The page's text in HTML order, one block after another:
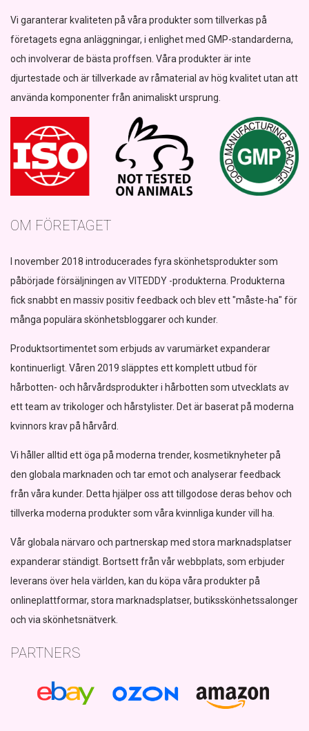
Vi garanterar kvaliteten på våra produkter som tillverkas på
företagets egna anläggningar, i enlighet med GMP-standarderna,
och involverar de bästa proffsen. Våra produkter är inte
djurtestade och är tillverkade av råmaterial av hög kvalitet utan att
använda komponenter från animaliskt ursprung.
OM FÖRETAGET
I november 2018 introducerades fyra skönhetsprodukter som
påbörjade försäljningen av VITEDDY -produkterna. Produkterna
fick snabbt en massiv positiv feedback och blev ett "måste-ha" för
många populära skönhetsbloggarer och kunder.
Produktsortimentet som erbjuds av varumärket expanderar
kontinuerligt. Våren 2019 släpptes ett komplett utbud för
hårbotten- och hårvårdsprodukter i hårbotten som utvecklats av
ett team av trikologer och hårstylister. Det är baserat på moderna
kvinnors krav på hårvård.
Vi håller alltid ett öga på moderna trender, kosmetiknyheter på
den globala marknaden och tar emot och analyserar feedback
från våra kunder. Detta hjälper oss att tillgodose deras behov och
tillverka moderna produkter som våra kvinnliga kunder vill ha.
Vår globala närvaro och partnerskap med stora marknadsplatser
expanderar ständigt. Bortsett från vår webbplats, som erbjuder
leverans över hela världen, kan du köpa våra produkter på
onlineplattformar, stora marknadsplatser, butiksskönhetssalonger
och via skönhetsnätverk.
PARTNERS